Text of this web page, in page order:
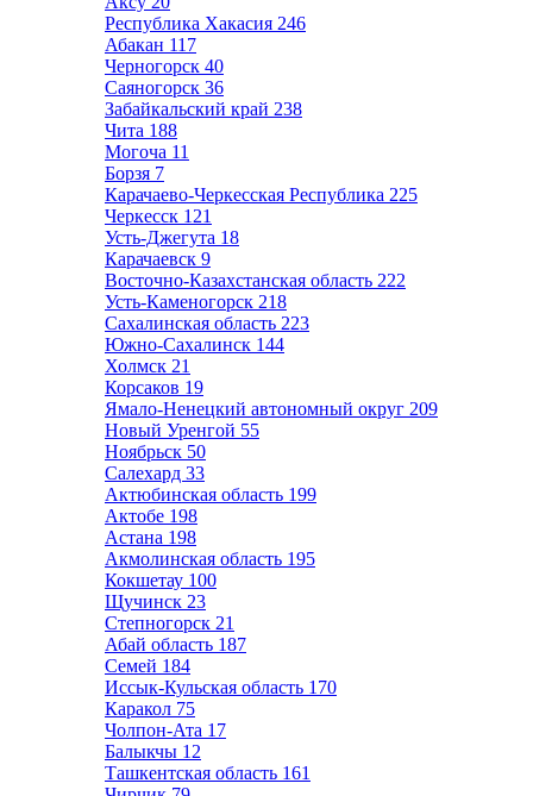
Республика Хакасия 246
Абакан 117
Черногорск 40
Саяногорск 36
Забайкальский край 238
Чита 188
Могоча 11
Борзя 7
Карачаево-Черкесская Республика 225
Черкесск 121
Усть-Джегута 18
Карачаевск 9
Восточно-Казахстанская область 222
Усть-Каменогорск 218
Сахалинская область 223
Южно-Сахалинск 144
Холмск 21
Корсаков 19
Ямало-Ненецкий автономный округ 209
Новый Уренгой 55
Ноябрьск 50
Салехард 33
Актюбинская область 199
Актобе 198
Астана 198
Акмолинская область 195
Кокшетау 100
Щучинск 23
Степногорск 21
Абай область 187
Семей 184
Иссык-Кульская область 170
Каракол 75
Чолпон-Ата 17
Балыкчы 12
Ташкентская область 161